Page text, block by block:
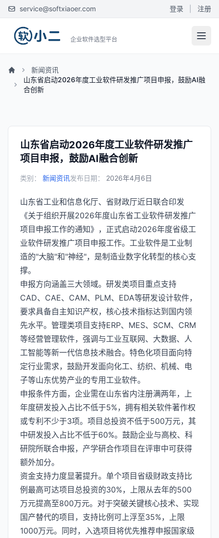
service@softxiaoer.com 登录 注册
企业软件选型平台
新闻资讯
山东省启动2026年度工业软件研发推广项目申报，鼓励AI融
合创新
山东省启动2026年度工业软件研发推广
项目申报，鼓励AI融合创新
类别： 新闻资讯发布日期： 2026年4月6日
山东省工业和信息化厅、省财政厅近日联合印发
《关于组织开展2026年度山东省工业软件研发推广
项目申报工作的通知》，正式启动2026年度省级工
业软件研发推广项目申报工作。工业软件是工业制
造的"大脑"和"神经"，是制造业数字化转型的核心支
撑。
申报方向涵盖三大领域。研发类项目重点支持
CAD、CAE、CAM、PLM、EDA等研发设计软件，
要求具备自主知识产权，核心技术指标达到国内领
先水平。管理类项目支持ERP、MES、SCM、CRM
等经营管理软件，强调与工业互联网、大数据、人
工智能等新一代信息技术融合。特色化项目面向特
定行业需求，鼓励开发面向化工、纺织、机械、电
子等山东优势产业的专用工业软件。
申报条件方面，企业需在山东省内注册满两年，上
年度研发投入占比不低于5%，拥有相关软件著作权
或专利不少于3项。项目总投资不低于500万元，其
中研发投入占比不低于60%。鼓励企业与高校、科
研院所联合申报，产学研合作项目在评审中可获得
额外加分。
资金支持力度显著提升。单个项目省级财政支持比
例最高可达项目总投资的30%，上限从去年的500
万元提高至800万元。对于突破关键核心技术、实现
国产替代的项目，支持比例可上浮至35%，上限
1000万元。同时，入选项目将优先推荐申报国家级